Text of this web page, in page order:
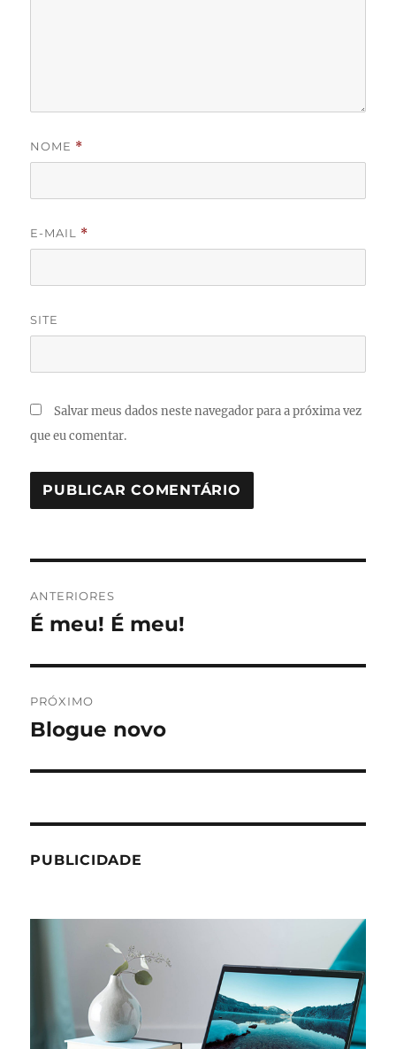
NOME *
E-MAIL *
SITE
Salvar meus dados neste navegador para a próxima vez
que eu comentar.
de
ANTERIORES
Post
É meu! É meu!
PRÓXIMO
Próximo
Blogue novo
PUBLICIDADE